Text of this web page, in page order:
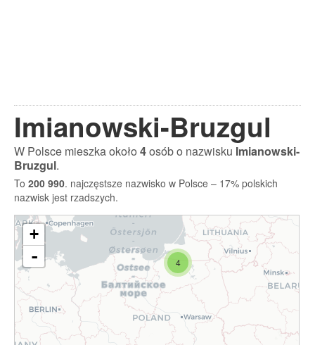
Imianowski-Bruzgul
W Polsce mieszka około4osób o nazwisku Imianowski-
Bruzgul.
To 200 990. najczęstsze nazwisko w Polsce – 17% polskich
nazwisk jest rzadszych.
4
+
-